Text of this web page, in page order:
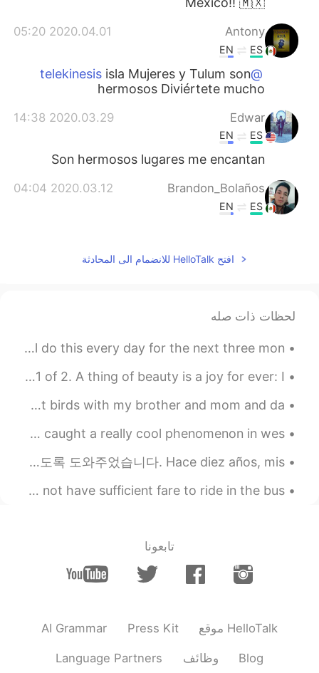
Antony
2020.04.01 05:20
ES
EN
@telekinesis
isla Mujeres y Tulum son
hermosos Diviértete mucho
Edwar
2020.03.29 14:38
ES
EN
Son hermosos lugares me encantan
Brandon_Bolaños
2020.03.12 04:04
ES
EN
Noah
2020.03.10 05:30
ES
EN
@telekinesis
have a great time
Isa
2020.02.25 00:39
@telekinesis
put some skin lotion in the
fridge for an hour then use it on your skin
it helps a lot
MarianaF
2020.02.25 00:32
buena sugerencia, suena más natural ^^
telekinesis
2020.02.25 00:30
افتح HelloTalk للانضمام الى المحادثة
لحظات ذات صله
Today I started my work counting migrating hawks. I will do this every day for the next three mon...
A Thing Of Beauty (Endymion) by John Keats. Part 1 of 2. A thing of beauty is a joy for ever: I...
A rainy Christmas Eve in Pennsylvania. I went out to look at birds with my brother and mom and da...
Meteorologists at the National Weather Service in Goodland caught a really cool phenomenon in wes...
Ten years ago, my friends helped me fly. 🕊 10 년 전, 친구들이 제가 날 수 있도록 도와주었습니다. Hace diez años, mis...
Just to follow up on my previous post, the turkey did not have sufficient fare to ride in the bus...
تابعونا
AI Grammar Press Kit موقع HelloTalk
Language Partners وظائف Blog